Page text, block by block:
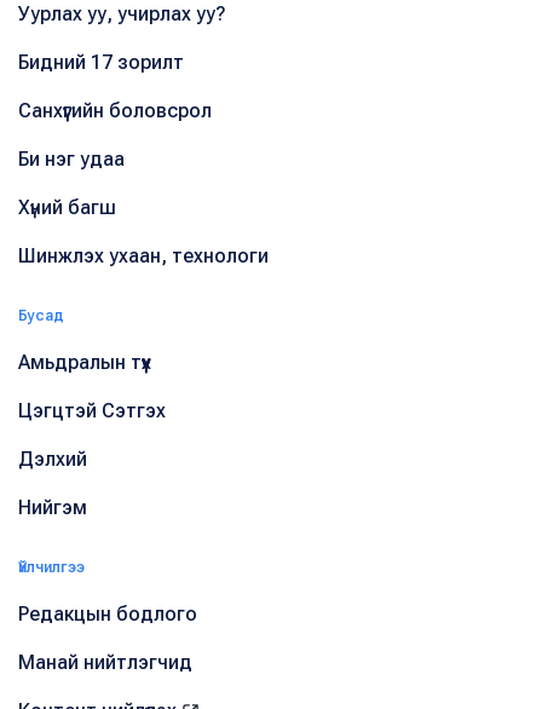
Уурлах уу, учирлах уу?
Бидний 17 зорилт
Санхүүгийн боловсрол
Би нэг удаа
Хүний багш
Шинжлэх ухаан, технологи
Бусад
Амьдралын түүх
Цэгцтэй Сэтгэх
Дэлхий
Нийгэм
Үйлчилгээ
Редакцын бодлого
Манай нийтлэгчид